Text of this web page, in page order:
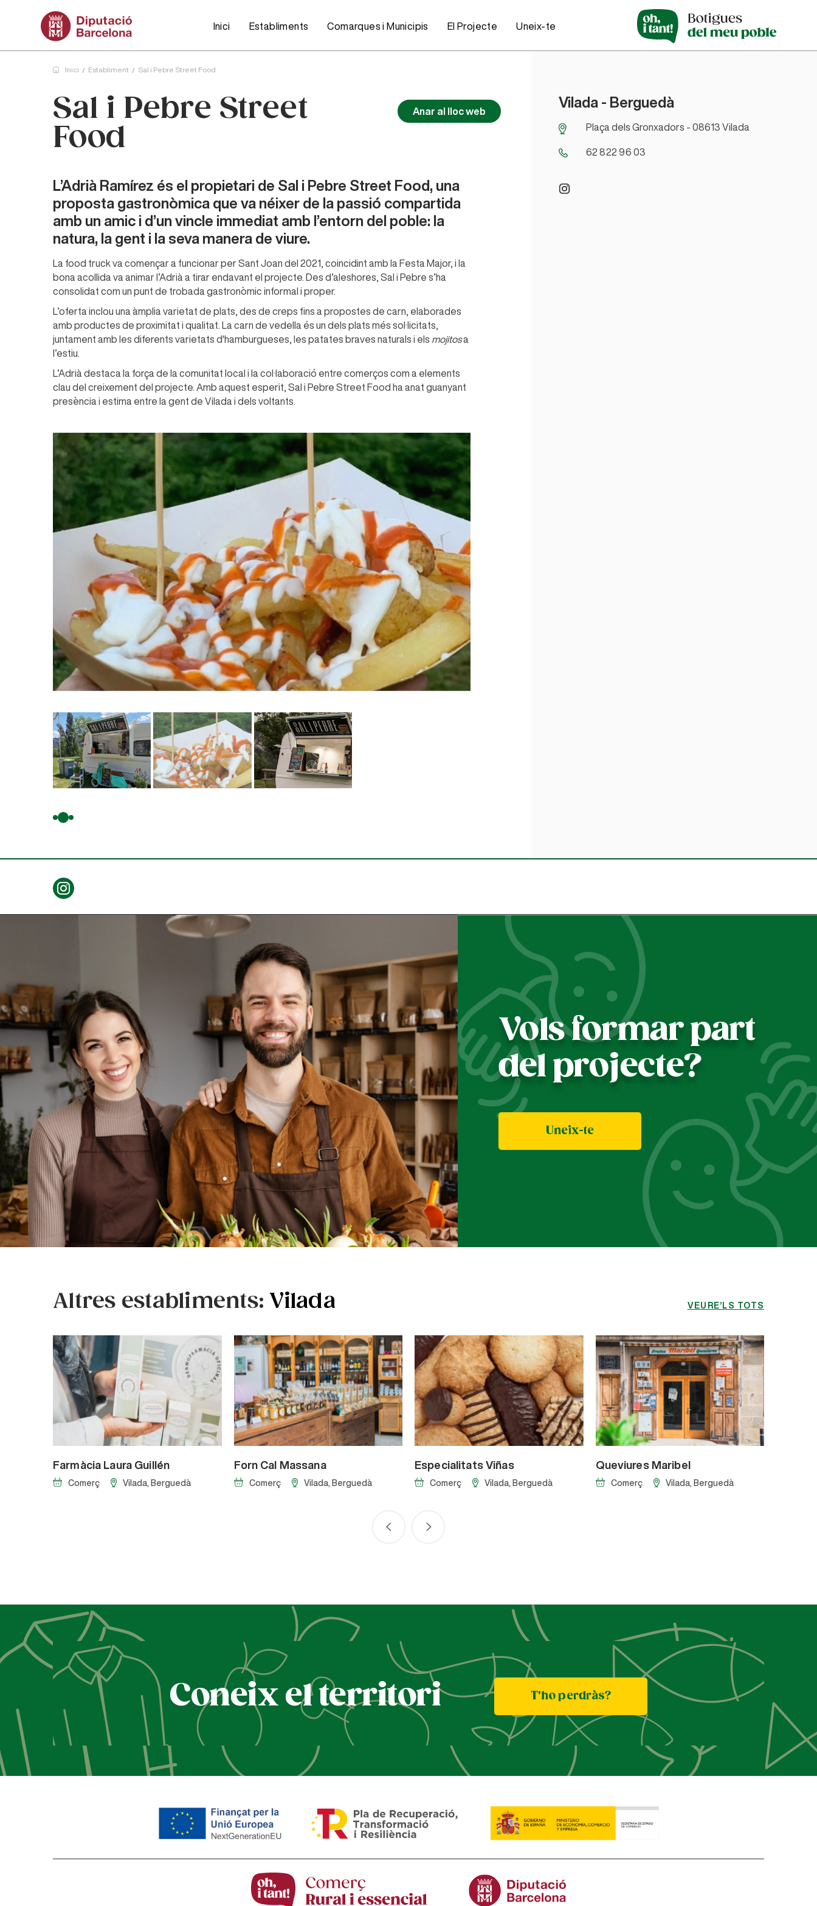
Navegació
Inici Establiments Comarques i Municipis El Projecte Uneix-te
Inici Establiment Sal i Pebre Street Food
Anar al lloc web
Sal i Pebre Street
Food
L’Adrià Ramírez és el propietari de Sal i Pebre Street Food, una
proposta gastronòmica que va néixer de la passió compartida
amb un amic i d’un vincle immediat amb l’entorn del poble: la
natura, la gent i la seva manera de viure.
La food truck va començar a funcionar per Sant Joan del 2021, coincidint amb la Festa Major, i la
bona acollida va animar l’Adrià a tirar endavant el projecte. Des d’aleshores, Sal i Pebre s’ha
consolidat com un punt de trobada gastronòmic informal i proper.
L’oferta inclou una àmplia varietat de plats, des de creps fins a propostes de carn, elaborades
amb productes de proximitat i qualitat. La carn de vedella és un dels plats més sol·licitats,
juntament amb les diferents varietats d'hamburgueses, les patates braves naturals i els mojitosa
l’estiu.
L’Adrià destaca la força de la comunitat local i la col·laboració entre comerços com a elements
clau del creixement del projecte. Amb aquest esperit, Sal i Pebre Street Food ha anat guanyant
presència i estima entre la gent de Vilada i dels voltants.
Vilada - Berguedà
Plaça dels Gronxadors - 08613 Vilada
62 822 96 03
Vols formar part
del projecte?
Uneix-te
Altres establiments: Vilada
Farmàcia Laura Guillén
Comerç Vilada, Berguedà
Forn Cal Massana
Comerç Vilada, Berguedà
Especialitats Viñas
Comerç Vilada, Berguedà
Queviures Maribel
Comerç Vilada, Berguedà
VEURE’LS TOTS
Coneix el territori T'ho perdràs?